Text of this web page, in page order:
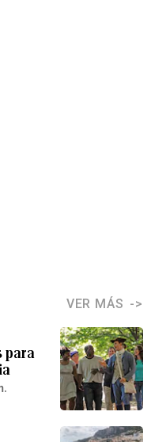
VER MÁS
para